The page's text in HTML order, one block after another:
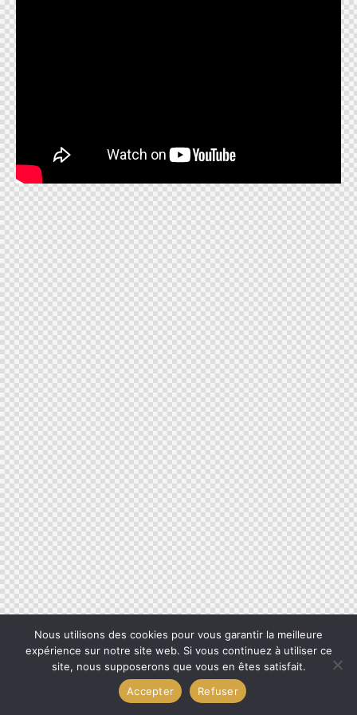
Nous utilisons des cookies pour vous garantir la meilleure
expérience sur notre site web. Si vous continuez à utiliser ce
site, nous supposerons que vous en êtes satisfait.
Accepter
Refuser